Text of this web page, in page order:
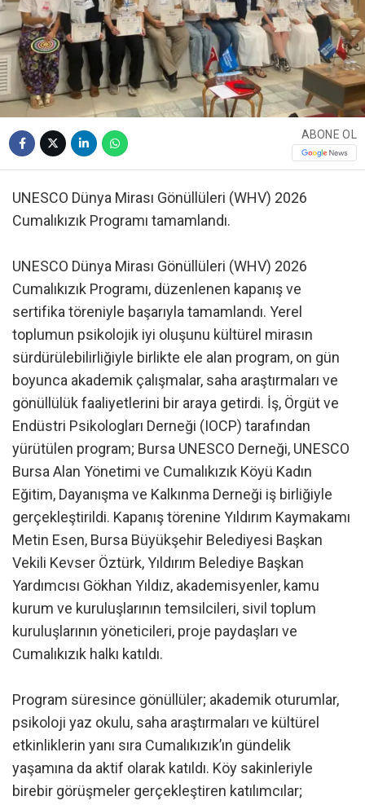
ABONE OL
UNESCO Dünya Mirası Gönüllüleri (WHV) 2026
Cumalıkızık Programı tamamlandı.
UNESCO Dünya Mirası Gönüllüleri (WHV) 2026
Cumalıkızık Programı, düzenlenen kapanış ve
sertifika töreniyle başarıyla tamamlandı. Yerel
toplumun psikolojik iyi oluşunu kültürel mirasın
sürdürülebilirliğiyle birlikte ele alan program, on gün
boyunca akademik çalışmalar, saha araştırmaları ve
gönüllülük faaliyetlerini bir araya getirdi. İş, Örgüt ve
Endüstri Psikologları Derneği (IOCP) tarafından
yürütülen program; Bursa UNESCO Derneği, UNESCO
Bursa Alan Yönetimi ve Cumalıkızık Köyü Kadın
Eğitim, Dayanışma ve Kalkınma Derneği iş birliğiyle
gerçekleştirildi. Kapanış törenine Yıldırım Kaymakamı
Metin Esen, Bursa Büyükşehir Belediyesi Başkan
Vekili Kevser Öztürk, Yıldırım Belediye Başkan
Yardımcısı Gökhan Yıldız, akademisyenler, kamu
kurum ve kuruluşlarının temsilcileri, sivil toplum
kuruluşlarının yöneticileri, proje paydaşları ve
Cumalıkızık halkı katıldı.
Program süresince gönüllüler; akademik oturumlar,
psikoloji yaz okulu, saha araştırmaları ve kültürel
etkinliklerin yanı sıra Cumalıkızık’ın gündelik
yaşamına da aktif olarak katıldı. Köy sakinleriyle
birebir görüşmeler gerçekleştiren katılımcılar;